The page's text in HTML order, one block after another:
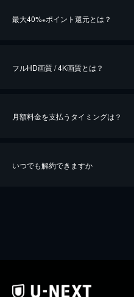
最大40%※ポイント還元とは？
※40％ポイント還元の対象は、クレジット
フルHD画質 / 4K画質とは？
月額料金を支払うタイミングは？
いつでも解約できますか